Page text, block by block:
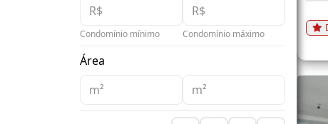
Condomínio mínimo Condomínio máximo
Área